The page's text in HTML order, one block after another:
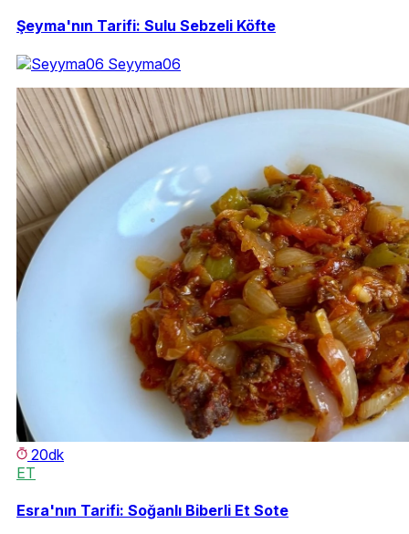
Şeyma'nın Tarifi: Sulu Sebzeli Köfte
Seyyma06
20dk
ET
Esra'nın Tarifi: Soğanlı Biberli Et Sote